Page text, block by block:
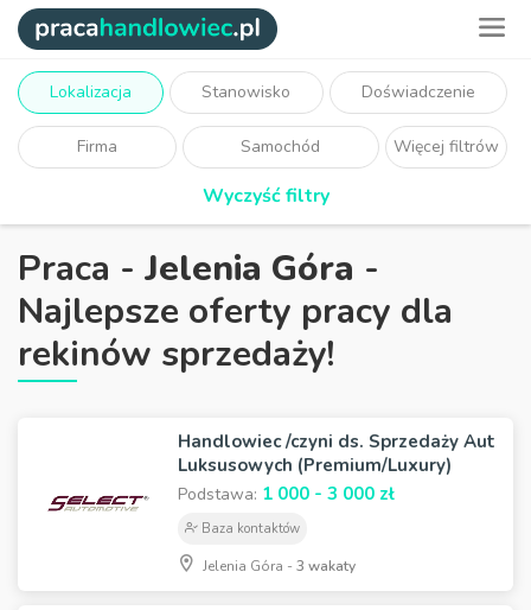
Lokalizacja Stanowisko Doświadczenie
Firma Samochód Więcej filtrów
Wyczyść filtry
Praca - Jelenia Góra -
Najlepsze oferty pracy dla
rekinów sprzedaży!
Handlowiec /czyni ds. Sprzedaży Aut
Luksusowych (Premium/Luxury)
Podstawa: 1 000 - 3 000 zł
Baza kontaktów
Jelenia Góra -3 wakaty